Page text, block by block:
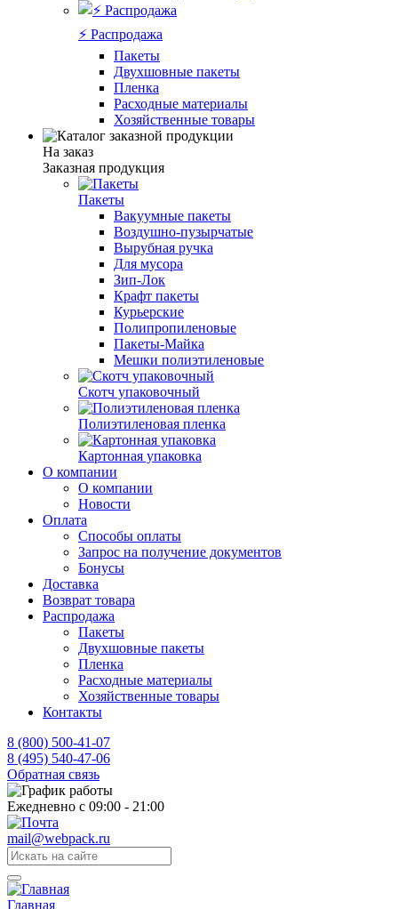
⚡️ Распродажа
Пакеты
Двухшовные пакеты
Пленка
Расходные материалы
Хозяйственные товары
На заказ
Заказная продукция
Пакеты
Вакуумные пакеты
Воздушно-пузырчатые
Вырубная ручка
Для мусора
Зип-Лок
Крафт пакеты
Курьерские
Полипропиленовые
Пакеты-Майка
Мешки полиэтиленовые
Скотч упаковочный
Полиэтиленовая пленка
Картонная упаковка
О компании
О компании
Новости
Оплата
Способы оплаты
Запрос на получение документов
Бонусы
Доставка
Возврат товара
Распродажа
Пакеты
Двухшовные пакеты
Пленка
Расходные материалы
Хозяйственные товары
Контакты
8 (800) 500-41-07
8 (495) 540-47-06
Обратная связь
Ежедневно с 09:00 - 21:00
mail@webpack.ru
Главная